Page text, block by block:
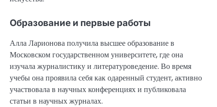
Образование и первые работы
Алла Ларионова получила высшее образование в
Московском государственном университете, где она
изучала журналистику и литературоведение. Во время
учебы она проявила себя как одаренный студент, активно
участвовала в научных конференциях и публиковала
статьи в научных журналах.